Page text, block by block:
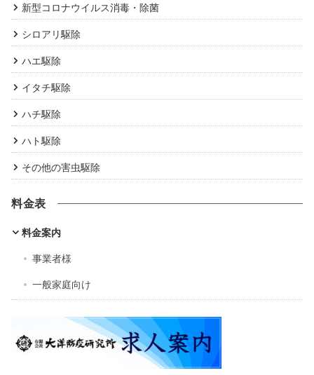
新型コロナウイルス消毒・除菌
シロアリ駆除
ハエ駆除
イタチ駆除
ハチ駆除
ハト駆除
その他の害虫駆除
料金表
料金案内
事業者様
一般家庭向け